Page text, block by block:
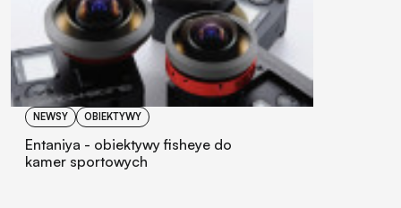
NEWSY OBIEKTYWY
Entaniya - obiektywy fisheye do
kamer sportowych